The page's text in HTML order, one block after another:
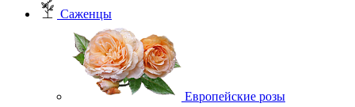
Саженцы
Европейские розы